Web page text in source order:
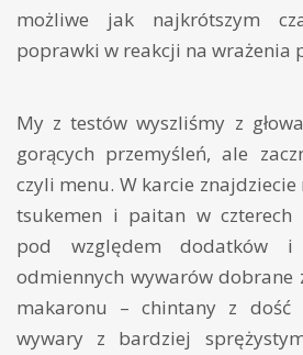
możliwe jak najkrótszym
poprawki w reakcji na wrażenia
My z testów wyszliśmy z
gorących przemyśleń, ale
czyli menu. W karcie
tsukemen i paitan w czterech
pod względem dodatków
odmiennych wywarów dobrane
makaronu – chintany z dość
wywary z bardziej